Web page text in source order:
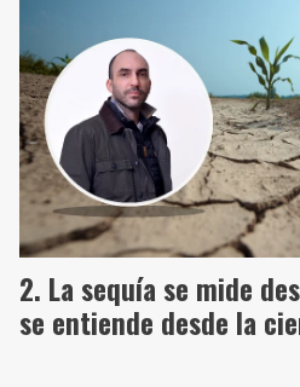
La sequía se mide
se entiende desde la